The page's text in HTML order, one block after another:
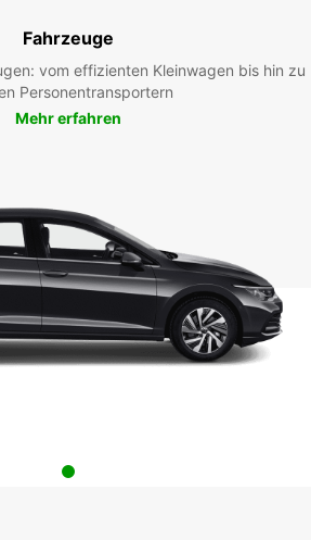
Fahrzeuge
vom effizienten Kleinwagen bis hin zu
Personentransportern
Mehr erfahren